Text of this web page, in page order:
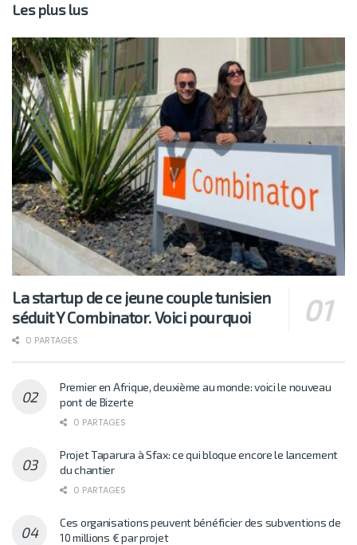
Les plus lus
La startup de ce jeune couple tunisien
séduit Y Combinator. Voici pourquoi
0 PARTAGES
Premier en Afrique, deuxième au monde: voici le nouveau
pont de Bizerte
0 PARTAGES
Projet Taparura à Sfax: ce qui bloque encore le lancement
du chantier
0 PARTAGES
Ces organisations peuvent bénéficier des subventions de
10 millions € par projet